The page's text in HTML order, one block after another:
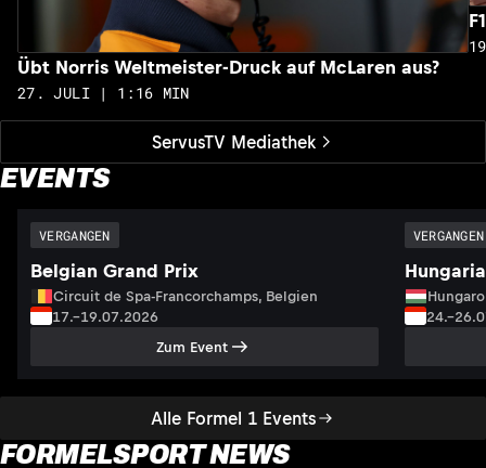
ServusTV Mediathek
Übt Norris Weltmeister-Druck auf McLaren aus?
27. JULI | 1:16 MIN
EVENTS
Alle Formel 1 Events
VERGANGEN
Belgian Grand Prix
Circuit de Spa-Francorchamps, Belgien
17.–19.07.2026
Zum Event
VERGANGEN
FORMELSPORT NEWS